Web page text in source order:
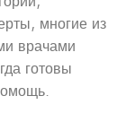
многие из
врачами
готовы